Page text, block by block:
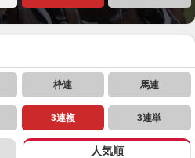
枠連 馬連
3連複 3連単
人気順